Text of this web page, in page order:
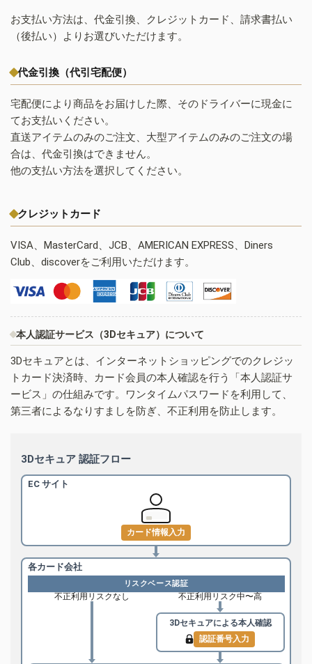
お支払い方法は、代金引換、クレジットカード、請求書払い
（後払い）よりお選びいただけます。
代金引換（代引宅配便）
宅配便により商品をお届けした際、そのドライバーに現金に
てお支払いください。
直送アイテムのみのご注文、大型アイテムのみのご注文の場
合は、代金引換はできません。
他の支払い方法を選択してください。
クレジットカード
VISA、MasterCard、JCB、AMERICAN EXPRESS、Diners
Club、discoverをご利用いただけます。
本人認証サービス（3Dセキュア）について
3Dセキュアとは、インターネットショッピングでのクレジッ
トカード決済時、カード会員の本人確認を行う「本人認証サ
ービス」の仕組みです。ワンタイムパスワードを利用して、
第三者によるなりすましを防ぎ、不正利用を防止します。
3Dセキュア 認証フロー
EC サイト
カード情報入力
各カード会社
リスクベース認証
不正利用リスクなし 不正利用リスク中〜高
3Dセキュアによる本人確認
認証番号入力